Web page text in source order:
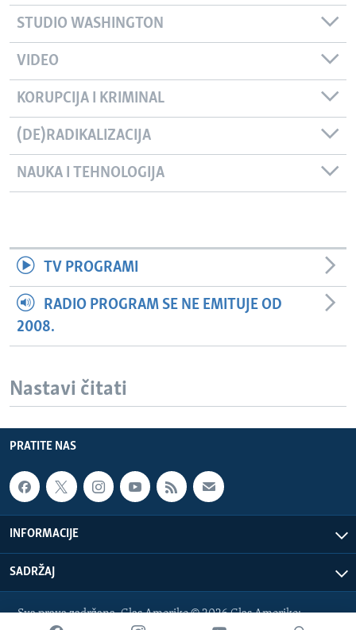
STUDIO WASHINGTON
VIDEO
KORUPCIJA I KRIMINAL
(DE)RADIKALIZACIJA
NAUKA I TEHNOLOGIJA
TV PROGRAMI
RADIO PROGRAM SE NE EMITUJE OD
2008.
Nastavi čitati
PRATITE NAS
INFORMACIJE
SADRŽAJ
Sva prava zadržana. Glas Amerike © 2026 Glas Amerike: